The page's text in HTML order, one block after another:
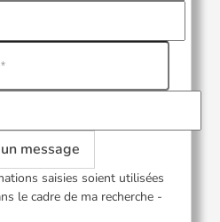
message
saisies soient utilisées
le cadre de ma recherche -